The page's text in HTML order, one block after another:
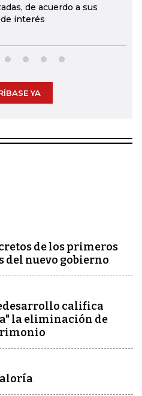
de acuerdo a sus
interés
YA
de los primeros
nuevo gobierno
califica
la eliminación de